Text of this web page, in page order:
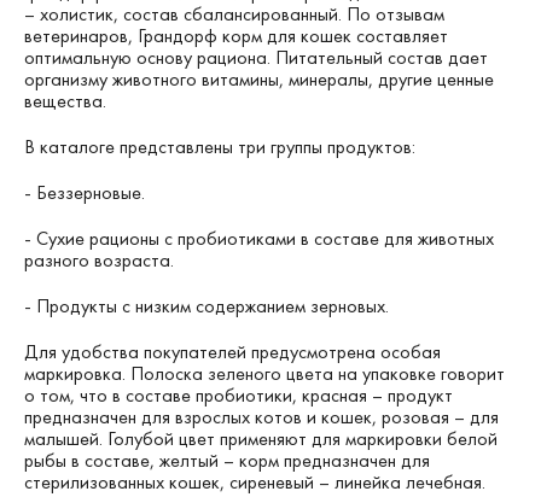
– холистик, состав сбалансированный. По отзывам
ветеринаров, Грандорф корм для кошек составляет
оптимальную основу рациона. Питательный состав дает
организму животного витамины, минералы, другие ценные
вещества.
В каталоге представлены три группы продуктов:
- Беззерновые.
- Сухие рационы с пробиотиками в составе для животных
разного возраста.
- Продукты с низким содержанием зерновых.
Для удобства покупателей предусмотрена особая
маркировка. Полоска зеленого цвета на упаковке говорит
о том, что в составе пробиотики, красная – продукт
предназначен для взрослых котов и кошек, розовая – для
малышей. Голубой цвет применяют для маркировки белой
рыбы в составе, желтый – корм предназначен для
стерилизованных кошек, сиреневый – линейка лечебная.